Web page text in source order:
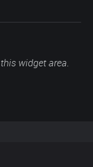
widget area.